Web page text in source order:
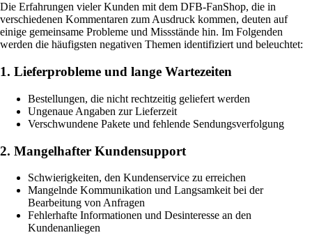
Die Erfahrungen vieler Kunden mit dem DFB-FanShop, die in
verschiedenen Kommentaren zum Ausdruck kommen, deuten auf
einige gemeinsame Probleme und Missstände hin. Im Folgenden
werden die häufigsten negativen Themen identifiziert und beleuchtet:
1. Lieferprobleme und lange Wartezeiten
Bestellungen, die nicht rechtzeitig geliefert werden
Ungenaue Angaben zur Lieferzeit
Verschwundene Pakete und fehlende Sendungsverfolgung
2. Mangelhafter Kundensupport
Schwierigkeiten, den Kundenservice zu erreichen
Mangelnde Kommunikation und Langsamkeit bei der
Bearbeitung von Anfragen
Fehlerhafte Informationen und Desinteresse an den
Kundenanliegen